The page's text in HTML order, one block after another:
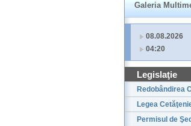
Galeria
08.08.2026
04:20
Legislaţie
Redobândirea
Legea
Permisul de